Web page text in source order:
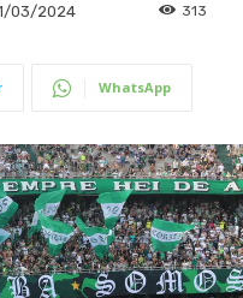
03/2024 313
WhatsApp